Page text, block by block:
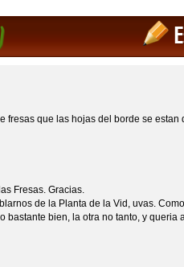
fresas que las hojas del borde se
Fresas. Gracias.
de la Planta de la Vid, uvas.
bastante bien, la otra no tanto, y queria